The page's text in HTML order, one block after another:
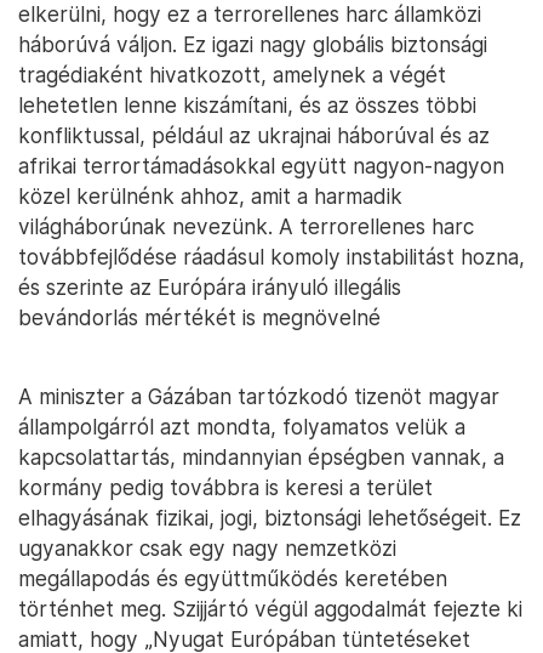
elkerülni, hogy ez a terrorellenes harc államközi
háborúvá váljon. Ez igazi nagy globális biztonsági
tragédiaként hivatkozott, amelynek a végét
lehetetlen lenne kiszámítani, és az összes többi
konfliktussal, például az ukrajnai háborúval és az
afrikai terrortámadásokkal együtt nagyon-nagyon
közel kerülnénk ahhoz, amit a harmadik
világháborúnak nevezünk. A terrorellenes harc
továbbfejlődése ráadásul komoly instabilitást hozna,
és szerinte az Európára irányuló illegális
bevándorlás mértékét is megnövelné
A miniszter a Gázában tartózkodó tizenöt magyar
állampolgárról azt mondta, folyamatos velük a
kapcsolattartás, mindannyian épségben vannak, a
kormány pedig továbbra is keresi a terület
elhagyásának fizikai, jogi, biztonsági lehetőségeit. Ez
ugyanakkor csak egy nagy nemzetközi
megállapodás és együttműködés keretében
történhet meg. Szijjártó végül aggodalmát fejezte ki
amiatt, hogy „Nyugat Európában tüntetéseket